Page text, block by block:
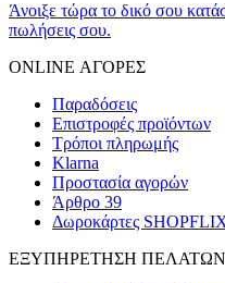
Άνοιξε τώρα το δικό σου
πωλήσεις σου.
ONLINE ΑΓΟΡΕΣ
Παραδόσεις
Επιστροφές προϊόντων
Τρόποι πληρωμής
Klarna
Προστασία αγορών
Άρθρο 39
Δωροκάρτες
ΕΞΥΠΗΡΕΤΗΣΗ ΠΕΛΑΤΩΝ